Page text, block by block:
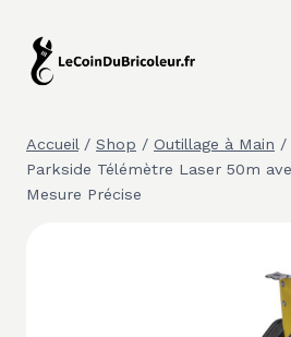
contenu
Accueil / Shop / Outillage à Main /
Parkside Télémètre Laser 50m
Mesure Précise